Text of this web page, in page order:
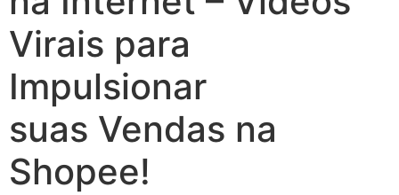
Virais para
Impulsionar
suas Vendas na
Shopee!